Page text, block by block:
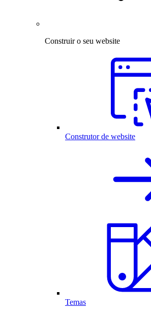
Construir o seu website
Construtor de website
Temas